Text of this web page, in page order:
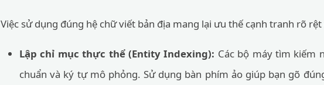
Việc sử dụng đúng hệ chữ viết bản địa mang lại ưu thế cạnh tranh rõ
Lập chỉ mục thực thể (Entity Indexing): Các bộ máy tìm kiếm
chuẩn và ký tự mô phỏng. Sử dụng bàn phím ảo giúp bạn gõ